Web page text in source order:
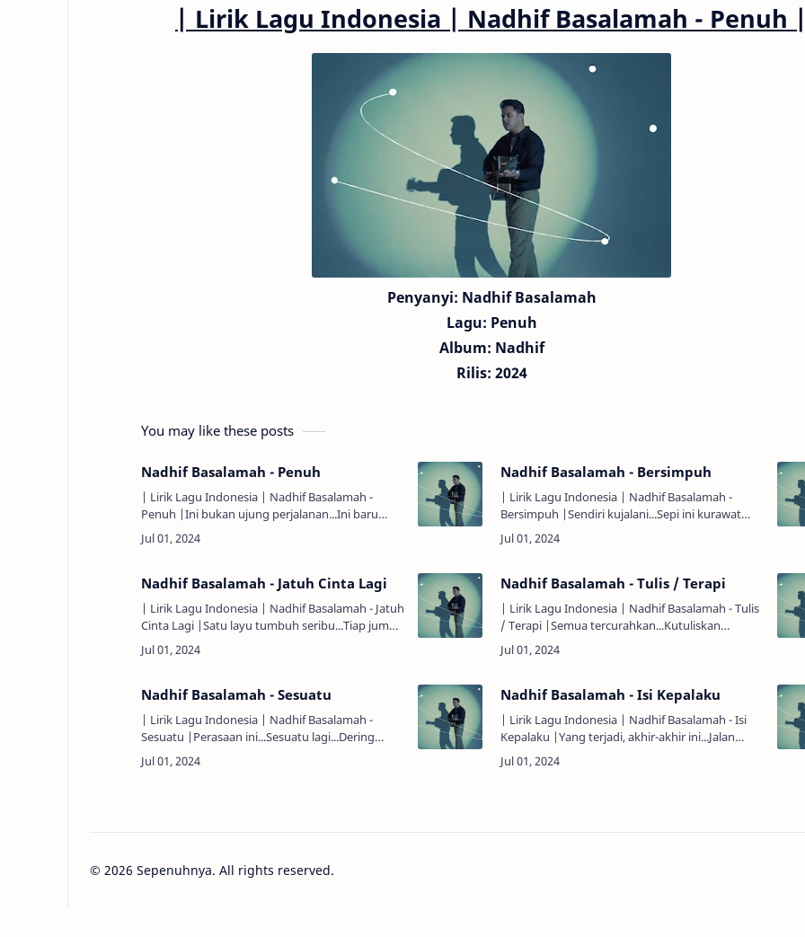
| Lirik Lagu Indonesia | Nadhif Basalamah - Penuh
Penyanyi: Nadhif Basalamah
Lagu: Penuh
Album: Nadhif
Rilis: 2024
You may like these posts
Nadhif Basalamah - Penuh
| Lirik Lagu Indonesia | Nadhif Basalamah -
Penuh |Ini bukan ujung perjalanan...Ini baru
permulaan...Tak terasa tahun berjalan...Kuanyam
semua perasaan...Bahagia secukupnya, s…
Nadhif Basalamah - Bersimpuh
| Lirik Lagu Indonesia | Nadhif Basalamah -
Bersimpuh |Sendiri kujalani...Sepi ini kurawat
sendiri...Dan sendiri...Keadaan yang
memaksaku...'Tuk tertunduk padamu...Tak
Nadhif Basalamah - Jatuh Cinta Lagi
| Lirik Lagu Indonesia | Nadhif Basalamah - Jatuh
Cinta Lagi |Satu layu tumbuh seribu...Tiap jumpa
tak terasa...'Ku mau dirimu tahu...Aku mau kamu
tahu...Hampir aku mati rasa.…
Nadhif Basalamah - Tulis / Terapi
| Lirik Lagu Indonesia | Nadhif Basalamah - Tulis
/ Terapi |Semua tercurahkan...Kutuliskan
berharap solusi...Dari segala masalah,
delusi...Semua ini soal cara...Cara menanggap…
Nadhif Basalamah - Sesuatu
| Lirik Lagu Indonesia | Nadhif Basalamah -
Sesuatu |Perasaan ini...Sesuatu lagi...Dering
telfonku...Tak berbunyi senyap sunyi...Perasaan
ini...Sesuatu lagi...Lepaskanmu...Tak…
Nadhif Basalamah - Isi Kepalaku
| Lirik Lagu Indonesia | Nadhif Basalamah - Isi
Kepalaku |Yang terjadi, akhir-akhir ini...Jalan
yang berliku lari...Kuharap kutemukan
diri...Dekapnya kukenang...Senyum manis d…
© 2026 Sepenuhnya. All rights reserved.